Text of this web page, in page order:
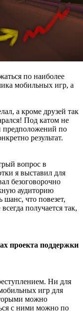
по наиболее
мобильных игр, а
а кроме друзей так
Под катом не
предположений по
результат.
вопрос в
я выставил для
безоговорочно
аудиторию
шанс, что повезет,
получается так,
проекта поддержки
Ни для
игр для
можно
с ними можно по